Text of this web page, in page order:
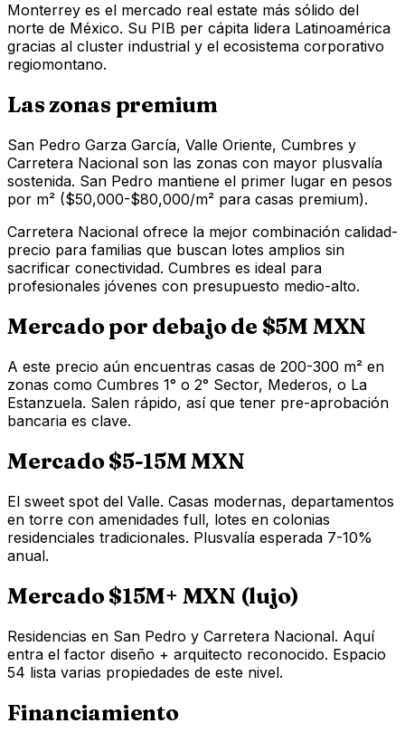
Monterrey es el mercado real estate más sólido del
norte de México. Su PIB per cápita lidera Latinoamérica
gracias al cluster industrial y el ecosistema corporativo
regiomontano.
Las zonas premium
San Pedro Garza García, Valle Oriente, Cumbres y
Carretera Nacional son las zonas con mayor plusvalía
sostenida. San Pedro mantiene el primer lugar en pesos
por m² ($50,000-$80,000/m² para casas premium).
Carretera Nacional ofrece la mejor combinación calidad-
precio para familias que buscan lotes amplios sin
sacrificar conectividad. Cumbres es ideal para
profesionales jóvenes con presupuesto medio-alto.
Mercado por debajo de $5M MXN
A este precio aún encuentras casas de 200-300 m² en
zonas como Cumbres 1° o 2° Sector, Mederos, o La
Estanzuela. Salen rápido, así que tener pre-aprobación
bancaria es clave.
Mercado $5-15M MXN
El sweet spot del Valle. Casas modernas, departamentos
en torre con amenidades full, lotes en colonias
residenciales tradicionales. Plusvalía esperada 7-10%
anual.
Mercado $15M+ MXN (lujo)
Residencias en San Pedro y Carretera Nacional. Aquí
entra el factor diseño + arquitecto reconocido. Espacio
54 lista varias propiedades de este nivel.
Financiamiento